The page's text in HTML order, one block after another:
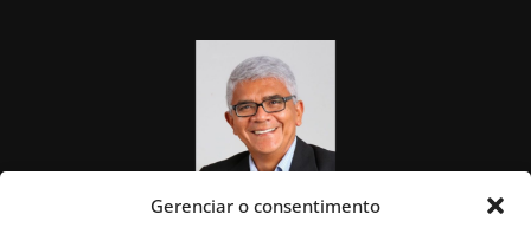
Gerenciar o consentimento